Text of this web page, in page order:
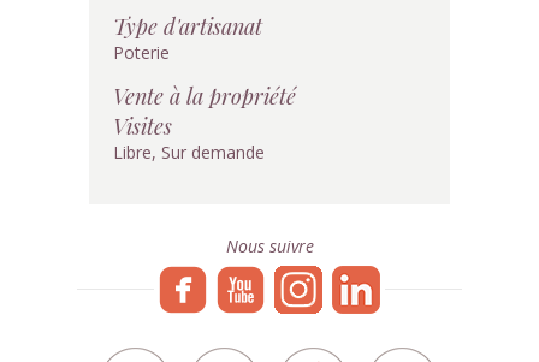
Type d'artisanat
Poterie
Vente à la propriété
Visites
Libre, Sur demande
Nous suivre